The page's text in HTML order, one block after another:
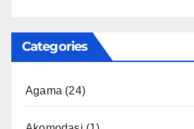
Categories
Agama (24)